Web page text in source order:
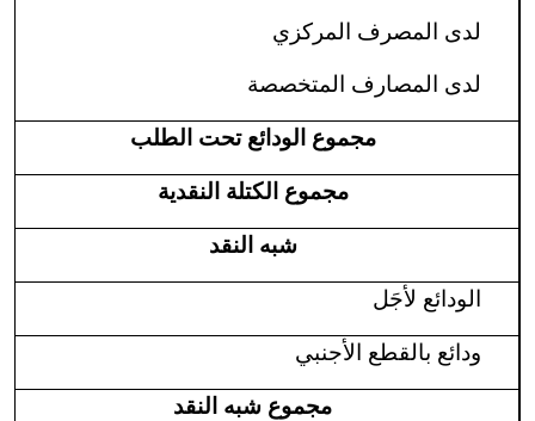
لدى المصرف المركزي
لدى المصارف المتخصصة
مجموع الودائع تحت الطلب
مجموع الكتلة النقدية
شبه النقد
الودائع لأجَل
ودائع بالقطع الأجنبي
مجموع شبه النقد